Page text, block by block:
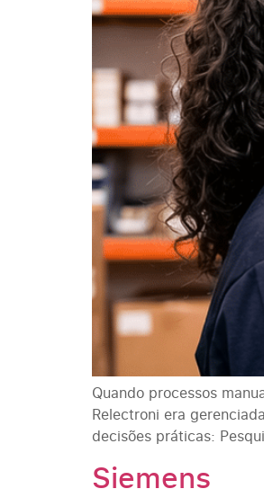
Quando processos
Relectroni era
decisões práticas:
Siemens